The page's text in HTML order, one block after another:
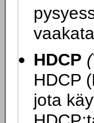
HDCP (
HDCP
jota